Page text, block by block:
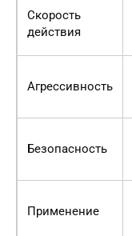
Скорость
действия
Агрессивность
Безопасность
Применение